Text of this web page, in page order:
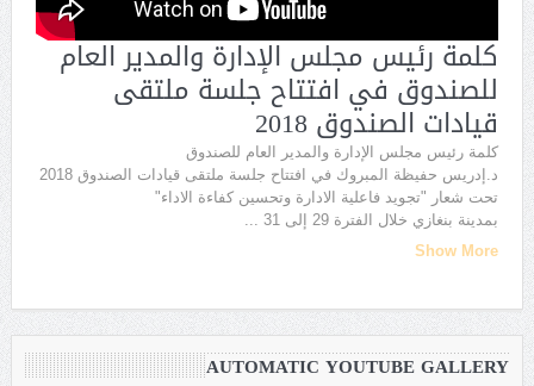
كلمة رئيس مجلس الإدارة والمدير العام
للصندوق في افتتاح جلسة ملتقى
قيادات الصندوق 2018
كلمة رئيس مجلس الإدارة والمدير العام للصندوق
د.إدريس حفيظة المبروك في افتتاح جلسة ملتقى قيادات الصندوق 2018
تحت شعار "تجويد فاعلية الادارة وتحسين كفاءة الاداء"
بمدينة بنغازي خلال الفترة 29 إلى 31
...
Show More
AUTOMATIC YOUTUBE GALLERY